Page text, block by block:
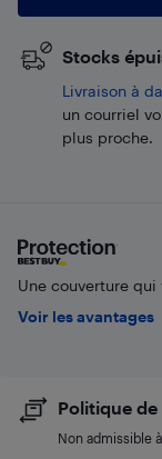
Stocks
​Livraison à
un courriel
plus proche.
Une couverture
Voir les avantages
Politique
Non admissible